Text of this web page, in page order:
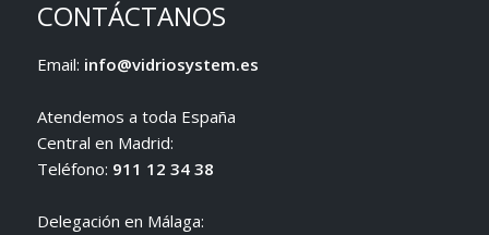
CONTÁCTANOS
Email: info@vidriosystem.es
Atendemos a toda España
Central en Madrid:
Teléfono: 911 12 34 38
Delegación en Málaga: